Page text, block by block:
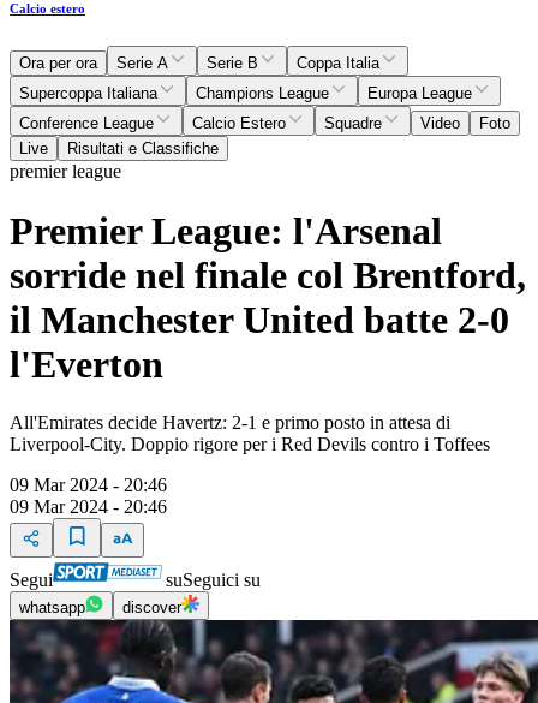
Calcio estero
Ora per ora Serie A Serie B
Coppa Italia
Supercoppa Italiana
Champions League
Europa League
Conference League
Calcio Estero Squadre Video
Foto
Live
Risultati e Classifiche
premier league
Premier League: l'Arsenal
sorride nel finale col Brentford,
il Manchester United batte 2-0
l'Everton
All'Emirates decide Havertz: 2-1 e primo posto in attesa di
Liverpool-City. Doppio rigore per i Red Devils contro i Toffees
09 Mar 2024 - 20:46
09 Mar 2024 - 20:46
Segui suSeguici su
whatsapp discover